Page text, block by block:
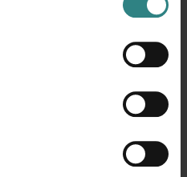
en demo inside sales